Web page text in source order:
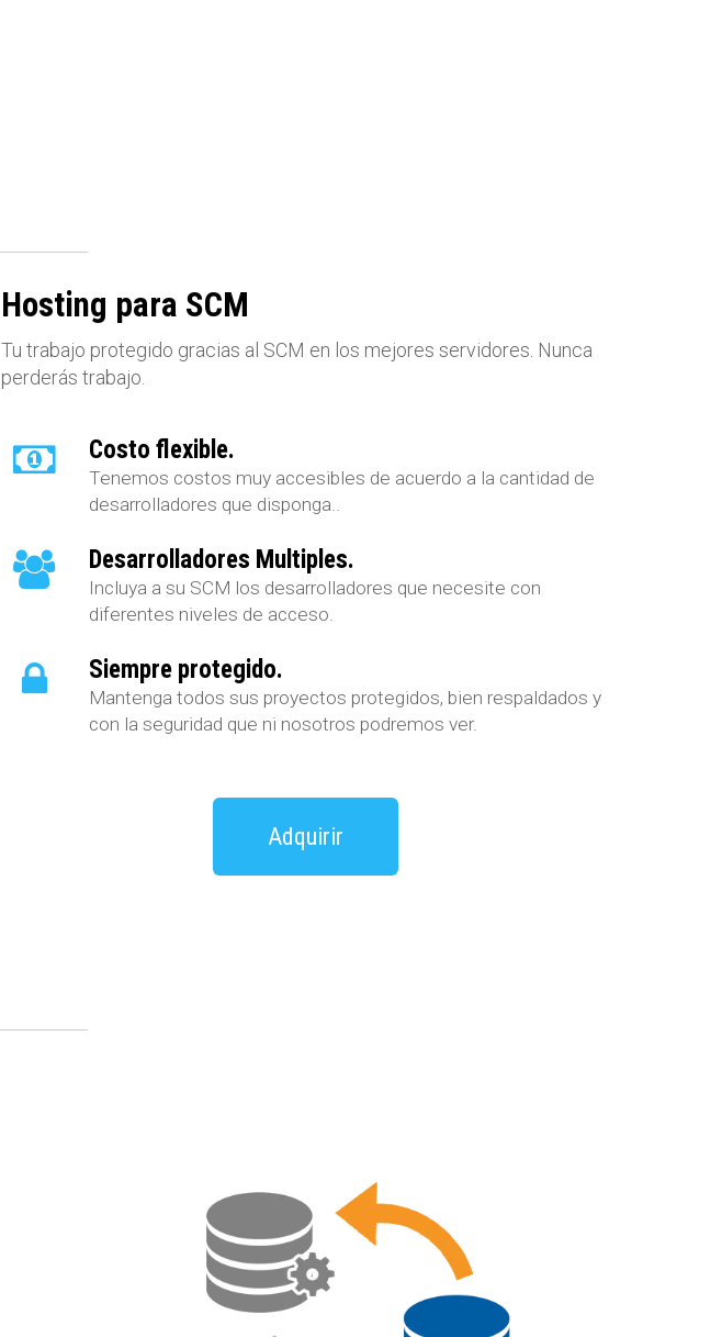
Hosting para SCM
Tu trabajo protegido gracias al SCM en los mejores servidores. Nunca
perderás trabajo.
Costo flexible.
Tenemos costos muy accesibles de acuerdo a la cantidad de
desarrolladores que disponga..
Desarrolladores Multiples.
Incluya a su SCM los desarrolladores que necesite con
diferentes niveles de acceso.
Siempre protegido.
Mantenga todos sus proyectos protegidos, bien respaldados y
con la seguridad que ni nosotros podremos ver.
Adquirir